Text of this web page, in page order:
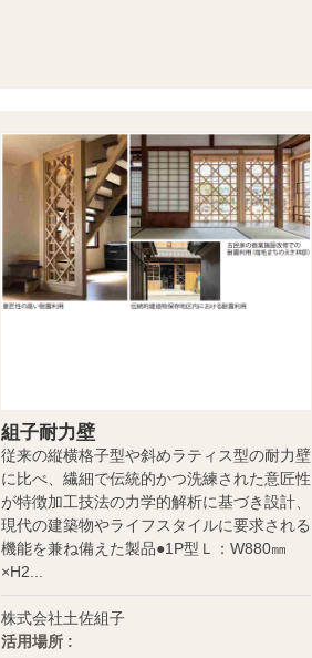
組子耐力壁
従来の縦横格子型や斜めラティス型の耐力壁
に比べ、繊細で伝統的かつ洗練された意匠性
が特徴加工技法の力学的解析に基づき設計、
現代の建築物やライフスタイルに要求される
機能を兼ね備えた製品●1P型Ｌ：W880㎜
×H2...
株式会社土佐組子
活用場所 :